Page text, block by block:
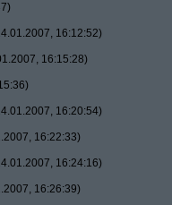
16:12:52)
16:15:28)
16:20:54)
16:22:33)
16:24:16)
16:26:39)